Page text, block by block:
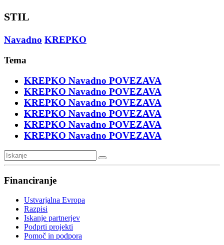
STIL
Navadno KREPKO
Tema
KREPKO Navadno POVEZAVA
KREPKO Navadno POVEZAVA
KREPKO Navadno POVEZAVA
KREPKO Navadno POVEZAVA
KREPKO Navadno POVEZAVA
KREPKO Navadno POVEZAVA
Financiranje
Ustvarjalna Evropa
Razpisi
Iskanje partnerjev
Podprti projekti
Pomoč in podpora